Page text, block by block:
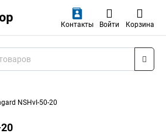
Контакты Войти Корзина
NSHvI-50-20